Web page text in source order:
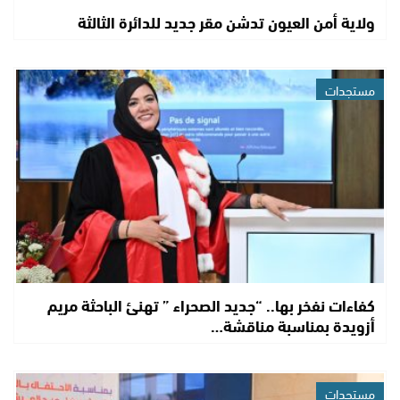
ولاية أمن العيون تدشن مقر جديد للدائرة الثالثة
مستجدات
كفاءات نفخر بها.. “جديد الصحراء ” تهنئ الباحثة مريم
أزويدة بمناسبة مناقشة…
مستجدات